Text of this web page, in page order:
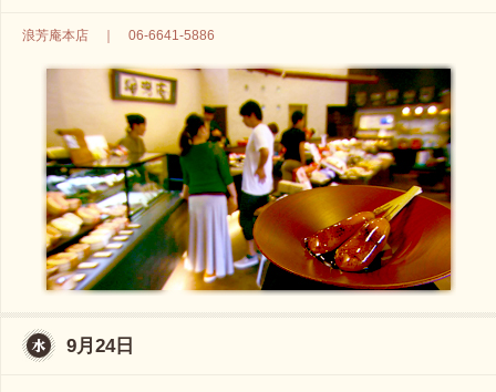
浪芳庵本店 ｜ 06-6641-5886
9月24日